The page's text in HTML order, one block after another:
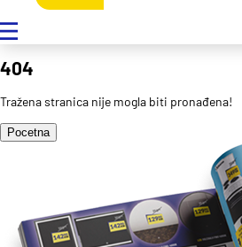
404
Tražena stranica nije mogla biti pronađena!
Pocetna